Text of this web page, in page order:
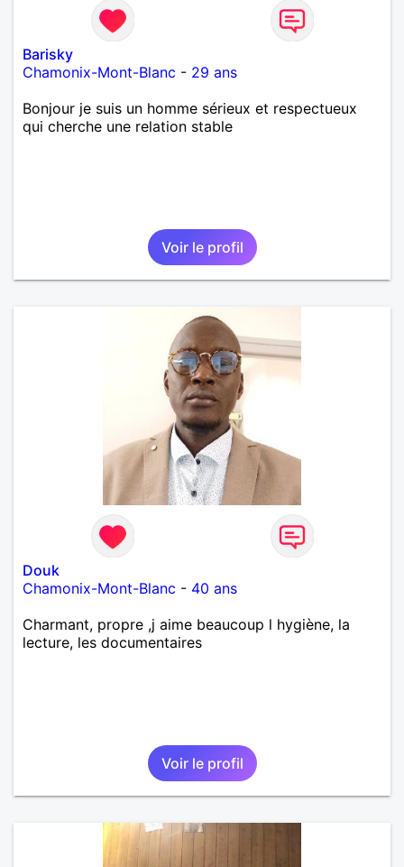
Barisky
Chamonix-Mont-Blanc - 29 ans
Bonjour je suis un homme sérieux et respectueux
qui cherche une relation stable
Voir le profil
Douk
Chamonix-Mont-Blanc - 40 ans
Charmant, propre ,j aime beaucoup l hygiène, la
lecture, les documentaires
Voir le profil